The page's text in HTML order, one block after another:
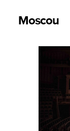
Moscou